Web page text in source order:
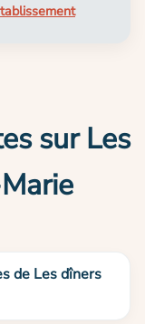
sur Les
de Les dîners